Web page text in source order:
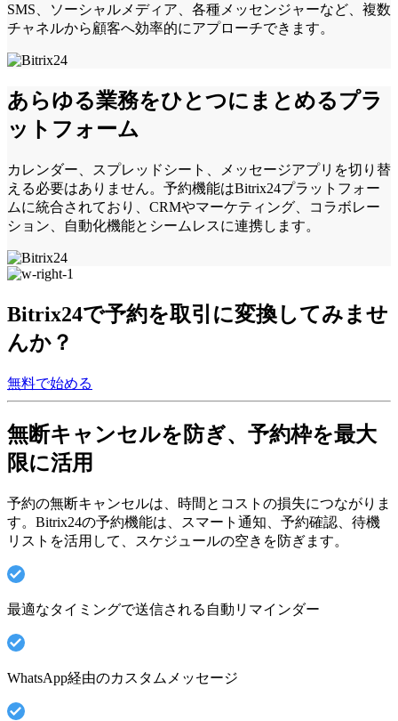
SMS、ソーシャルメディア、各種メッセンジャーなど、複数
チャネルから顧客へ効率的にアプローチできます。
あらゆる業務をひとつにまとめるプラ
ットフォーム
カレンダー、スプレッドシート、メッセージアプリを切り替
える必要はありません。予約機能はBitrix24プラットフォー
ムに統合されており、CRMやマーケティング、コラボレー
ション、自動化機能とシームレスに連携します。
Bitrix24で予約を取引に変換してみませ
んか？
無料で始める
無断キャンセルを防ぎ、予約枠を最大
限に活用
予約の無断キャンセルは、時間とコストの損失につながりま
す。Bitrix24の予約機能は、スマート通知、予約確認、待機
リストを活用して、スケジュールの空きを防ぎます。
最適なタイミングで送信される自動リマインダー
WhatsApp経由のカスタムメッセージ